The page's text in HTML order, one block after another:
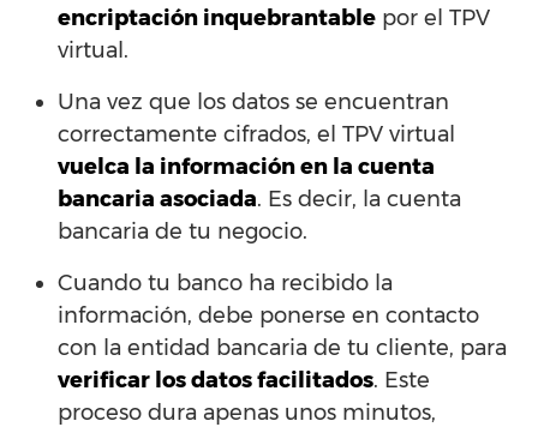
encriptación inquebrantable por el TPV
virtual.
Una vez que los datos se encuentran
correctamente cifrados, el TPV virtual
vuelca la información en la cuenta
bancaria asociada. Es decir, la cuenta
bancaria de tu negocio.
Cuando tu banco ha recibido la
información, debe ponerse en contacto
con la entidad bancaria de tu cliente, para
verificar los datos facilitados. Este
proceso dura apenas unos minutos,